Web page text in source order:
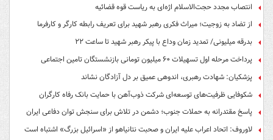
انتصاب مجدد حجت‌الاسلام اژه‌ای به ریاست قوه‌ قضائیه
از تضاد به زوجیت؛ میراث فکری رهبر شهید برای تعریف رابطه کارگر و کارفرما
بدرقه میلیونی/ تمدید زمان وداع با پیکر رهبر شهید تا ساعت ۲۲
پرداخت مرحله اول تسهیلات ۶۰ میلیون تومانی بازنشستگان تامین اجتماعی
پزشکیان: شهادت رهبری، اندوهی عمیق بر دل آزادگان نشاند
شکوفایی ظرفیت‌های توسعه‌ای شرکت ذوب‌آهن با حمایت‌ بانک رفاه کارگران
پاسخ مقتدرانه به حملات جنوب؛ دشمن در تلاش برای سنجش توان دفاعی ایران
لاوروف: اتحاد اعراب علیه ایران و صحبت نتانیاهو از «اسرائیل بزرگ» اشتباه است